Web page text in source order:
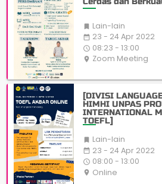
 Lain-lain
date_range 23 - 24 Apr 2022
access_time 08:23 - 13:00
place Zoom Meeting
[DIVISI
HIMHI UNPAS
INTERNATIONAL
TOEFL]
 Lain-lain
date_range 23 - 24 Apr 2022
access_time 08:00 - 13:00
place Online